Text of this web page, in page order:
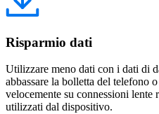
Risparmio dati
Utilizzare meno dati con i dati di
abbassare la bolletta del telefono
velocemente su connessioni
utilizzati dal dispositivo.